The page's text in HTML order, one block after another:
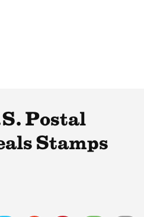
Postal
Stamps